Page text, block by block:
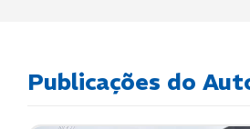
Publicações do